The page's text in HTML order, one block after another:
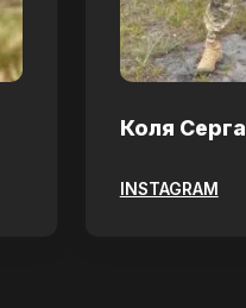
Коля Серга
INSTAGRAM